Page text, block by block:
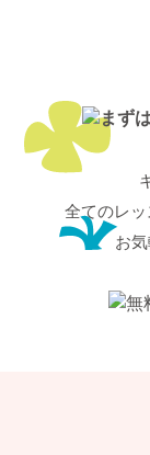
全てのレッ
お気軽